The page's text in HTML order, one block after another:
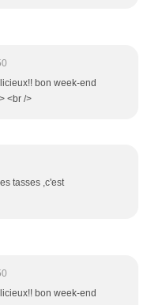
bon week-end
<br />
tasses ,c'est
bon week-end